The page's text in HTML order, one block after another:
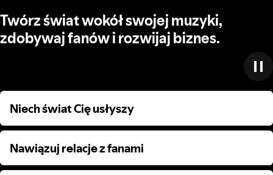
Twórz świat wokół swojej muzyki,
zdobywaj fanów i rozwijaj biznes.
Niech świat Cię usłyszy
Niech świat Cię usłyszy
Nawiązuj relacje z fanami
Nawiązuj relacje z fanami